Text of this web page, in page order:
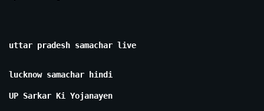
uttar pradesh samachar live
lucknow samachar hindi
UP Sarkar Ki Yojanayen